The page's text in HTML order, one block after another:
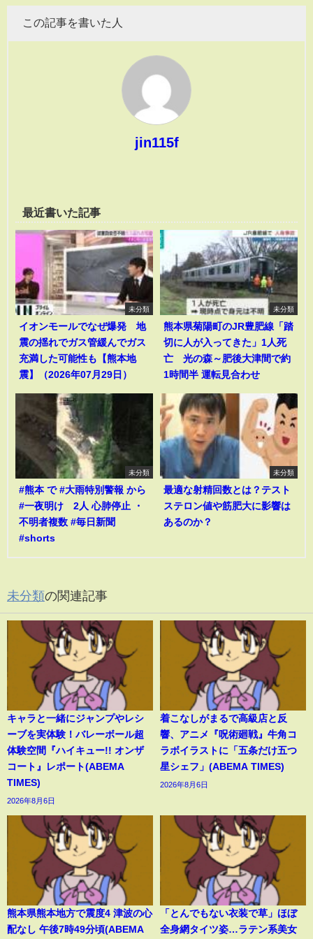
この記事を書いた人
jin115f
最近書いた記事
未分類
イオンモールでなぜ爆発 地
震の揺れでガス管緩んでガス
充満した可能性も【熊本地
震】（2026年07月29日）
未分類
熊本県菊陽町のJR豊肥線「踏
切に人が入ってきた」1人死
亡 光の森～肥後大津間で約
1時間半 運転見合わせ
未分類
#熊本 で #大雨特別警報 から
#一夜明け 2人 心肺停止 ・
不明者複数 #毎日新聞
#shorts
未分類
最適な射精回数とは？テスト
ステロン値や筋肥大に影響は
あるのか？
未分類の関連記事
キャラと一緒にジャンプやレシ
ーブを実体験！バレーボール超
体験空間『ハイキュー!! オンザ
コート』レポート(ABEMA
TIMES)
2026年8月6日
着こなしがまるで高級店と反
響、アニメ『呪術廻戦』牛角コ
ラボイラストに「五条だけ五つ
星シェフ」(ABEMA TIMES)
2026年8月6日
熊本県熊本地方で震度4 津波の心
配なし 午後7時49分頃(ABEMA
「とんでもない衣装で草」ほぼ
全身網タイツ姿…ラテン系美女